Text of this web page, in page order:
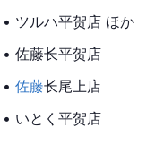
• ツルハ平贺店 ほか
• 佐藤长平贺店
• 佐藤长尾上店
• いとく平贺店